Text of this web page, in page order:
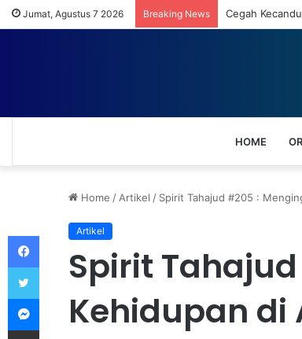
Jumat, Agustus 7 2026 Breaking News Cegah
HOME
Home / Artikel / Spirit Tahajud #205 :
Artikel
Spirit
Kehidupan di
Facebook
Twitter
Messenger